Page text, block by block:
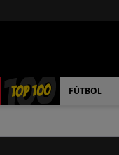
TOP 100 FÚTBOL